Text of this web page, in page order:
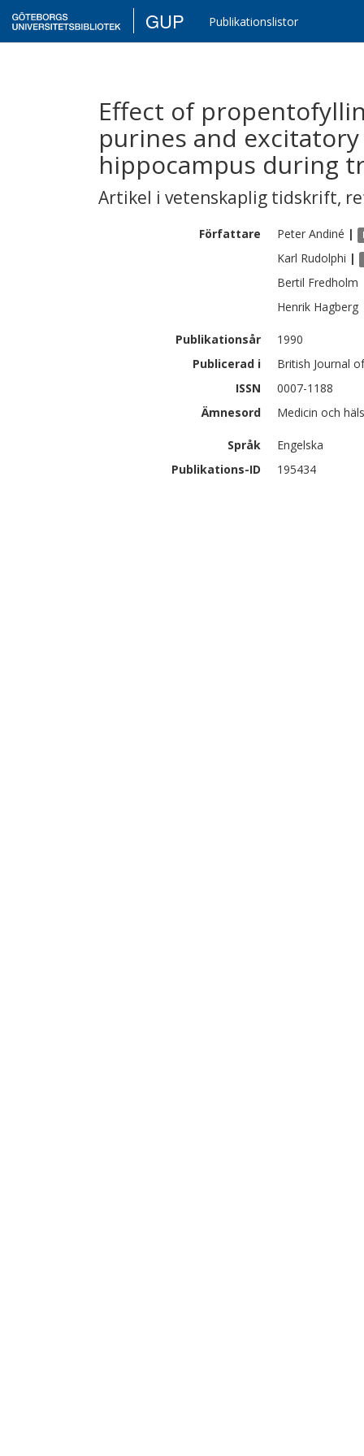
GUP Publikationslistor
Effect of
purines and
hippocampus during
Artikel i vetenskaplig tidskrift,
Författare Peter Andiné |
Karl Rudolphi |
Bertil Fredholm
Henrik Hagberg
Publikationsår
1990
Publicerad i
British Journal
ISSN
0007-1188
Ämnesord
Medicin och
Språk
Engelska
Publikations-ID
195434